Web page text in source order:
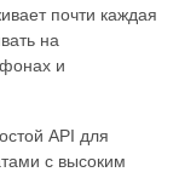
почти каждая
на
и
API для
с высоким